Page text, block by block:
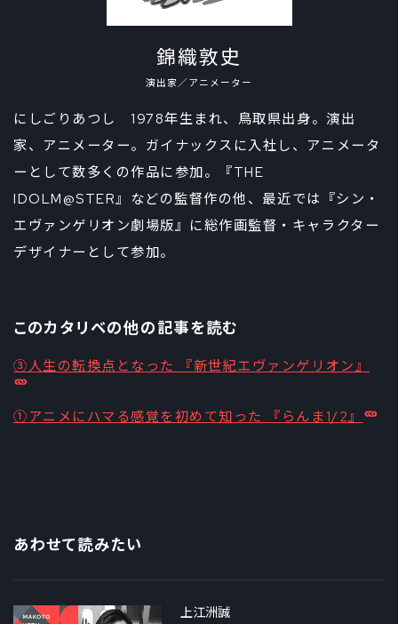
錦織敦史
演出家／アニメーター
にしごりあつし 1978年生まれ、鳥取県出身。演出
家、アニメーター。ガイナックスに入社し、アニメータ
ーとして数多くの作品に参加。『THE
IDOLM@STER』などの監督作の他、最近では『シン・
エヴァンゲリオン劇場版』に総作画監督・キャラクター
デザイナーとして参加。
このカタリベの他の記事を読む
③人生の転換点となった 『新世紀エヴァンゲリオン』
①アニメにハマる感覚を初めて知った 『らんま1/2』
あわせて読みたい
上江洲誠